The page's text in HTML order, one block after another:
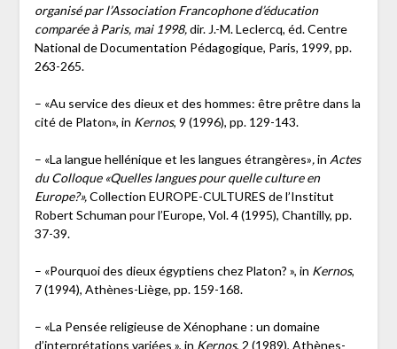
organisé par l’Association Francophone d’éducation
comparée à Paris, mai 1998,dir. J.-M. Leclercq, éd. Centre
National de Documentation Pédagogique, Paris, 1999, pp.
263-265.
– «Au service des dieux et des hommes: être prêtre dans la
cité de Platon», in Kernos, 9 (1996), pp. 129-143.
– «La langue hellénique et les langues étrangères»,in Actes
du Colloque «Quelles langues pour quelle culture en
Europe?»,Collection EUROPE-CULTURES de l’Institut
Robert Schuman pour l’Europe, Vol. 4 (1995), Chantilly, pp.
37-39.
– «Pourquoi des dieux égyptiens chez Platon? », in Kernos,
7 (1994), Athènes-Liège, pp. 159-168.
– «La Pensée religieuse de Xénophane : un domaine
d’interprétations variées », in Kernos, 2 (1989), Athènes-